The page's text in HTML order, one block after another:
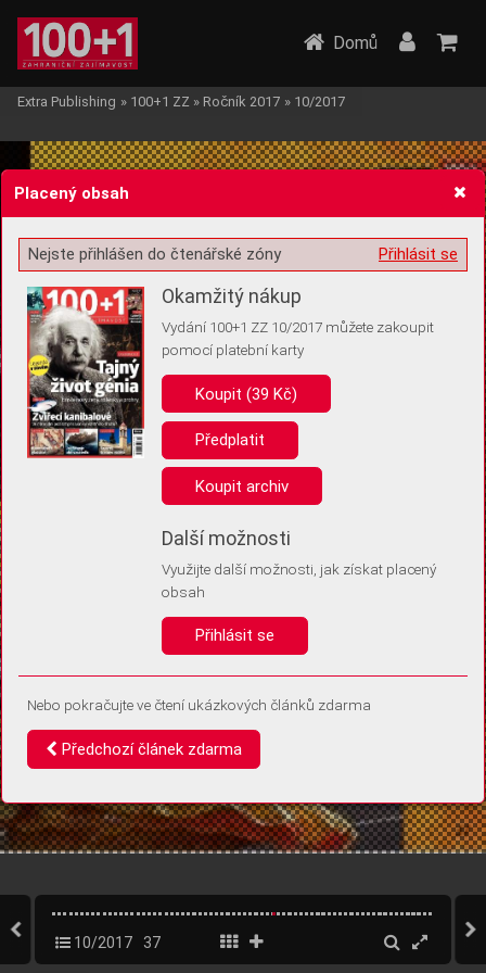
Žádost o souhlas s ukládáním volitelných informací
Pro základní fungování webu nepotřebujeme ukládat žádné informace
(tzv. cookies apod.). Rádi bychom vás ale požádali o souhlas s
uložením volitelných informací:
Anonymní unikátní ID
Díky němu příště poznáme, že se jedná o stejné zařízení, a
Identifikátor je zcela anonymní.
Vaše souhlasy a odmítnutí si ukládáme do vašeho zařízení, abychom se
vás už příště znovu neptali. Můžete je kdykoli později upravit ve Správě
Domů
Extra Publishing » 100+1 ZZ » Ročník 2017 » 10/2017
10/2017 37
Placený obsah
Přihlásit se
Nejste přihlášen do čtenářské zóny
Okamžitý nákup
Vydání 100+1 ZZ 10/2017 můžete zakoupit
pomocí platební karty
Koupit (39 Kč)
Předplatit
Koupit archiv
Další možnosti
Využijte další možnosti, jak získat placený
obsah
Přihlásit se
Nebo pokračujte ve čtení ukázkových článků zdarma
Předchozí článek zdarma